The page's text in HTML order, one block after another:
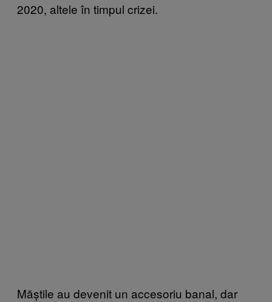
2020, altele în timpul crizei.
Măștile au devenit un accesoriu banal, dar